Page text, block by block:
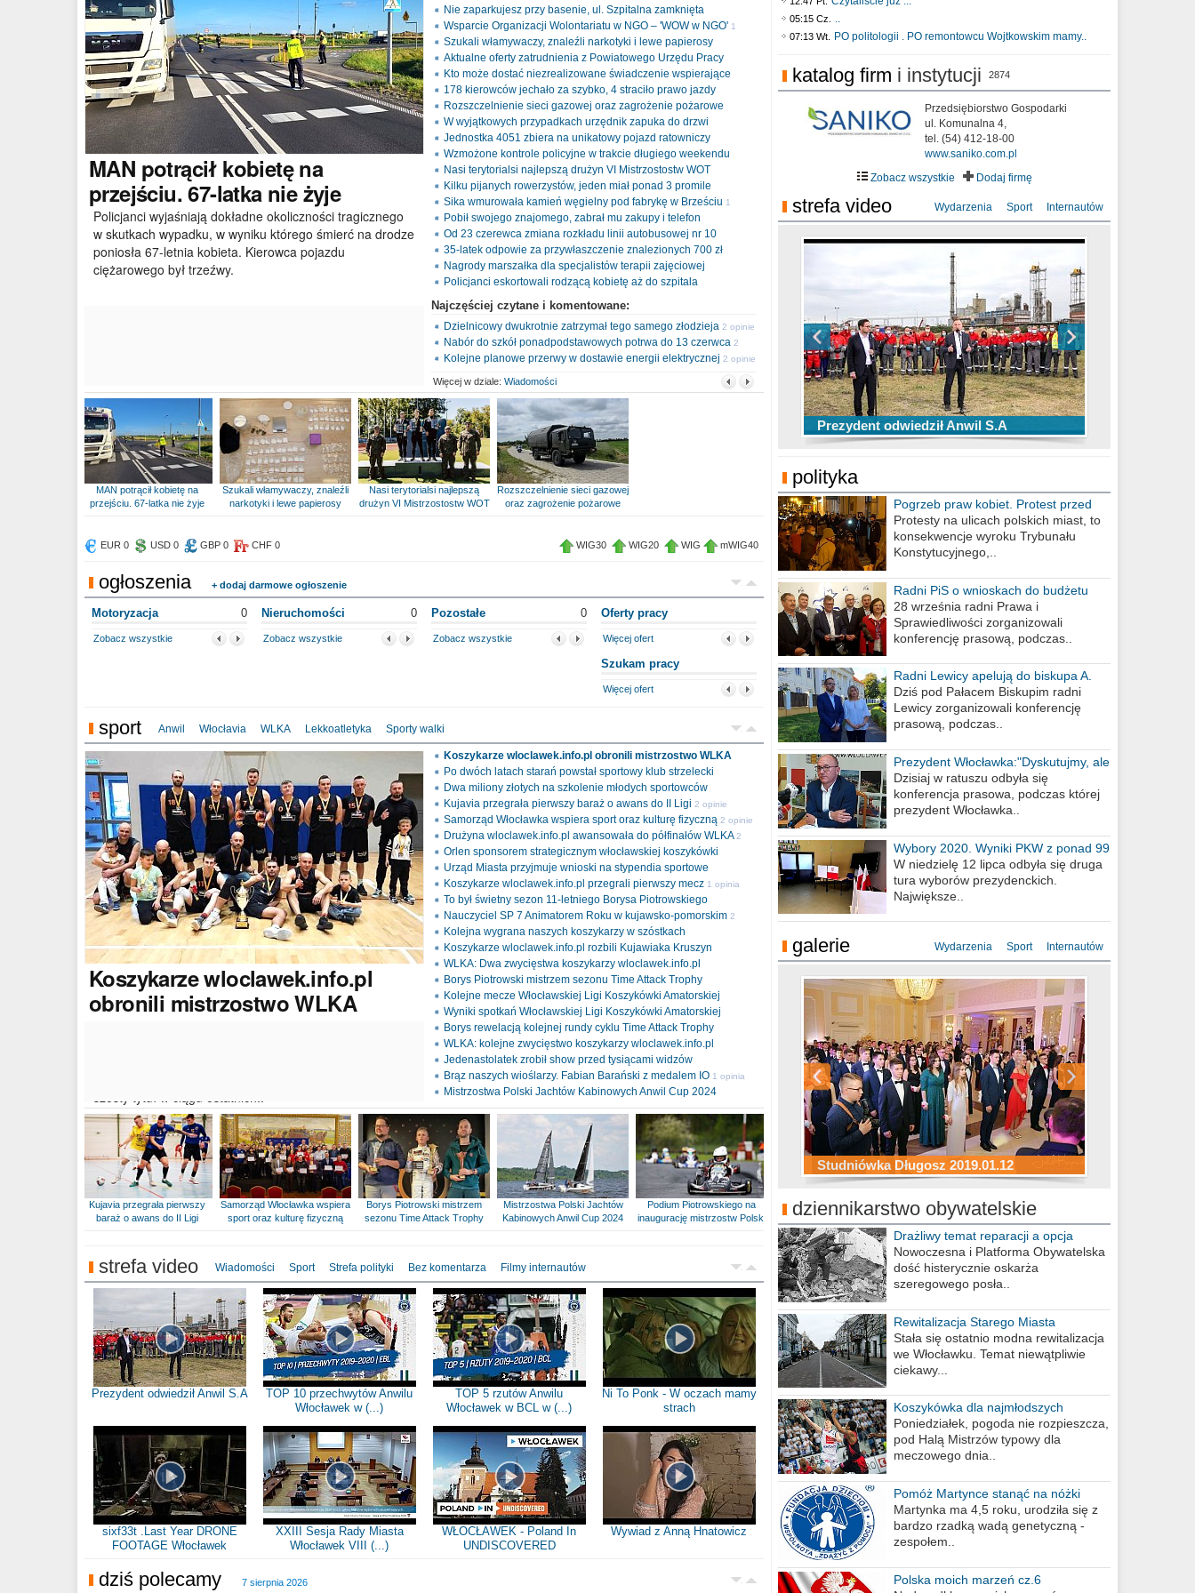
MAN potrącił kobietę na
przejściu. 67-latka nie żyje
Policjanci wyjaśniają dokładne okoliczności tragicznego
w skutkach wypadku, w wyniku którego śmierć na drodze
poniosła 67-letnia kobieta. Kierowca pojazdu
ciężarowego był trzeźwy.
Nie zaparkujesz przy basenie, ul. Szpitalna zamknięta
Wsparcie Organizacji Wolontariatu w NGO – 'WOW w NGO' 1
opinia
Szukali włamywaczy, znaleźli narkotyki i lewe papierosy
Aktualne oferty zatrudnienia z Powiatowego Urzędu Pracy
Kto może dostać niezrealizowane świadczenie wspierające
178 kierowców jechało za szybko, 4 straciło prawo jazdy
Rozszczelnienie sieci gazowej oraz zagrożenie pożarowe
W wyjątkowych przypadkach urzędnik zapuka do drzwi
Jednostka 4051 zbiera na unikatowy pojazd ratowniczy
Wzmożone kontrole policyjne w trakcie długiego weekendu
Nasi terytorialsi najlepszą drużyn VI Mistrzostostw WOT
Kilku pijanych rowerzystów, jeden miał ponad 3 promile
Sika wmurowała kamień węgielny pod fabrykę w Brześciu 1
opinia
Pobił swojego znajomego, zabrał mu zakupy i telefon
Od 23 czerewca zmiana rozkładu linii autobusowej nr 10
35-latek odpowie za przywłaszczenie znalezionych 700 zł
Nagrody marszałka dla specjalistów terapii zajęciowej
Policjanci eskortowali rodzącą kobietę aż do szpitala
Najczęściej czytane i komentowane:
Dzielnicowy dwukrotnie zatrzymał tego samego złodzieja 2 opinie
Nabór do szkół ponadpodstawowych potrwa do 13 czerwca 2
opinie
Kolejne planowe przerwy w dostawie energii elektrycznej 2 opinie
Więcej w dziale: Wiadomości
MAN potrącił kobietę na
przejściu. 67-latka nie żyje
Szukali włamywaczy, znaleźli
narkotyki i lewe papierosy
Nasi terytorialsi najlepszą
drużyn VI Mistrzostostw WOT
Rozszczelnienie sieci gazowej
oraz zagrożenie pożarowe
EUR 0 USD 0 GBP 0 CHF 0 WIG30 WIG20 WIG mWIG40
ogłoszenia + dodaj darmowe ogłoszenie
Motoryzacja 0
Zobacz wszystkie
Nieruchomości 0
Zobacz wszystkie
Pozostałe 0
Zobacz wszystkie
Oferty pracy
Więcej ofert
Szukam pracy
Więcej ofert
sport Anwil Włocłavia WLKA Lekkoatletyka Sporty walki
Koszykarzewloclawek.info.pl
obronili mistrzostwo WLKA
Koszykarze wloclawek.info.pl obronili mistrzostwo WLKA
Po dwóch latach starań powstał sportowy klub strzelecki
Dwa miliony złotych na szkolenie młodych sportowców
Kujavia przegrała pierwszy baraż o awans do II Ligi 2 opinie
Samorząd Włocławka wspiera sport oraz kulturę fizyczną 2 opinie
Drużyna wloclawek.info.pl awansowała do półfinałów WLKA 2
opinie
Orlen sponsorem strategicznym włocławskiej koszykówki
Urząd Miasta przyjmuje wnioski na stypendia sportowe
Koszykarze wloclawek.info.pl przegrali pierwszy mecz 1 opinia
To był świetny sezon 11-letniego Borysa Piotrowskiego
Nauczyciel SP 7 Animatorem Roku w kujawsko-pomorskim 2
opinie
Kolejna wygrana naszych koszykarzy w szóstkach
Koszykarze wloclawek.info.pl rozbili Kujawiaka Kruszyn
WLKA: Dwa zwycięstwa koszykarzy wloclawek.info.pl
Borys Piotrowski mistrzem sezonu Time Attack Trophy
Kolejne mecze Włocławskiej Ligi Koszykówki Amatorskiej
Wyniki spotkań Włocławskiej Ligi Koszykówki Amatorskiej
Borys rewelacją kolejnej rundy cyklu Time Attack Trophy
WLKA: kolejne zwycięstwo koszykarzy wloclawek.info.pl
Jedenastolatek zrobił show przed tysiącami widzów
Brąz naszych wioślarzy. Fabian Barański z medalem IO 1 opinia
Mistrzostwa Polski Jachtów Kabinowych Anwil Cup 2024
Kujavia przegrała pierwszy
baraż o awans do II Ligi
Samorząd Włocławka wspiera
sport oraz kulturę fizyczną
Borys Piotrowski mistrzem
sezonu Time Attack Trophy
Mistrzostwa Polski Jachtów
Kabinowych Anwil Cup 2024
Podium Piotrowskiego na
inaugurację mistrzostw Polski
strefa video Wiadomości Sport Strefa polityki Bez komentarza Filmy internautów
Prezydent odwiedził Anwil S.A
TOP 10 przechwytów Anwilu
Włocławek w (...)
TOP 5 rzutów Anwilu
Włocławek w BCL w (...)
Ni To Ponk - W oczach mamy
strach
sixf33t .Last Year DRONE
FOOTAGE Włocławek
XXIII Sesja Rady Miasta
Włocławek VIII (...)
WŁOCŁAWEK - Poland In
UNDISCOVERED
Wywiad z Anną Hnatowicz
dziś polecamy 7 sierpnia 2026
05:15 Cz. ..
07:13 Wt. PO politologii . PO remontowcu Wojtkowskim mamy..
katalog firm i instytucji 2874
Przedsiębiorstwo Gospodarki
ul. Komunalna 4,
tel. (54) 412-18-00
www.saniko.com.pl
Zobacz wszystkie
Dodaj firmę
strefa video Wydarzenia Sport Internautów
Prezydent odwiedził Anwil S.A
TOP 10 przechwytów Anwilu Włocławek
w EBL w sezonie 2019/2020
TOP 5 rzutów Anwilu Włocławek w BCL
w sezonie 2019/2020
Ni To Ponk - W oczach mamy strach
sixf33t .Last Year DRONE FOOTAGE
Włocławek
XXIII Sesja Rady Miasta Włocławek VIII
kadencji w dniu 09.06.2020 r.
polityka
Pogrzeb praw kobiet. Protest przed
biurem poselskim PiS
Protesty na ulicach polskich miast, to
konsekwencje wyroku Trybunału
Konstytucyjnego,..
Radni PiS o wnioskach do budżetu
miasta na 2021 rok
28 września radni Prawa i
Sprawiedliwości zorganizowali
konferencję prasową, podczas..
Radni Lewicy apelują do biskupa A.
Wiesława Meringa
Dziś pod Pałacem Biskupim radni
Lewicy zorganizowali konferencję
prasową, podczas..
Prezydent Włocławka:"Dyskutujmy, ale
nie obrażajmy się”
Dzisiaj w ratuszu odbyła się
konferencja prasowa, podczas której
prezydent Włocławka..
Wybory 2020. Wyniki PKW z ponad 99
procent obwodów
W niedzielę 12 lipca odbyła się druga
tura wyborów prezydenckich.
Największe..
galerie Wydarzenia Sport Internautów
Studniówka Długosz 2019.01.12
ZS Budowlanych 2019.01.12
Studniówka LZK 2019.01.11
Studniówka Kopernik 2019.01.11
Studniówka LMK 2019.01.05
Studniówka ZS Ekonomicznych
2019.01.05
dziennikarstwo obywatelskie
Drażliwy temat reparacji a opcja
berlińska
Nowoczesna i Platforma Obywatelska
dość histerycznie oskarża
szeregowego posła..
Rewitalizacja Starego Miasta
Stała się ostatnio modna rewitalizacja
we Włocławku. Temat niewątpliwie
ciekawy...
Koszykówka dla najmłodszych
Poniedziałek, pogoda nie rozpieszcza,
pod Halą Mistrzów typowy dla
meczowego dnia..
Pomóż Martynce stanąć na nóżki
Martynka ma 4,5 roku, urodziła się z
bardzo rzadką wadą genetyczną -
zespołem..
Polska moich marzeń cz.6